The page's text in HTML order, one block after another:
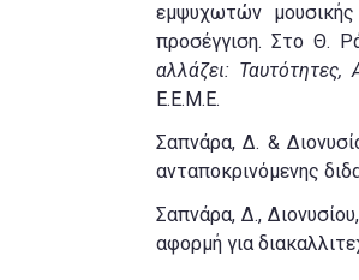
εμψυχωτών
προσέγγιση. Στο Θ.
αλλάζει: Ταυτότητες,
Ε.Ε.Μ.Ε.
Σαπνάρα, Δ. &
ανταποκρινόμενης
Σαπνάρα, Δ.,
αφορμή για